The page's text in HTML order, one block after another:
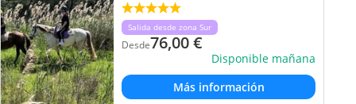
Salida desde zona Sur
Desde76,00€
Disponible mañana
Más información